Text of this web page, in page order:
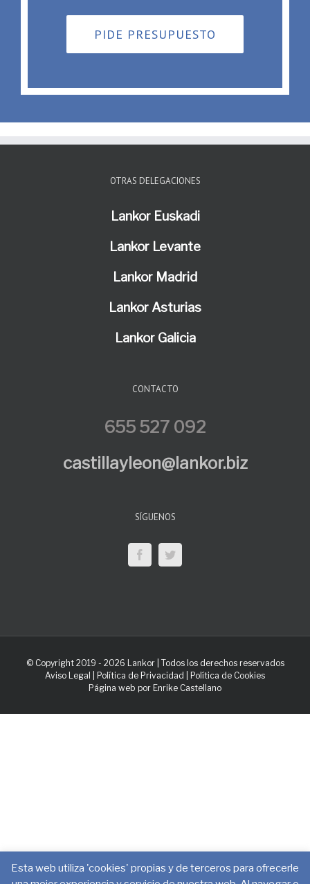
PIDE PRESUPUESTO
OTRAS DELEGACIONES
Lankor Euskadi
Lankor Levante
Lankor Madrid
Lankor Asturias
Lankor Galicia
CONTACTO
655 527 092
castillayleon@lankor.biz
SÍGUENOS
© Copyright 2019 - 2026 Lankor | Todos los derechos reservados
Aviso Legal
Política de Privacidad
Política de Cookies
Página web por Enrike Castellano
Esta web utiliza 'cookies' propias y de terceros para ofrecerle